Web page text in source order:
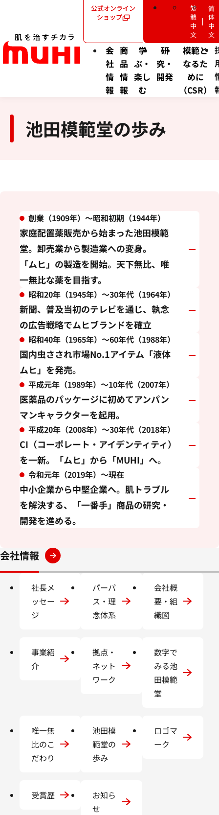
会
社
情
報
商
品
情
報
学
ぶ・
楽し
む
研
究・
開発
模範と
なるた
めに
（CSR）
公式オンライン
ショップ
繁
體
中
文
简
体
中
文
池田模範堂の歩み
創業（1909年）～昭和初期（1944年）
家庭配置薬販売から始まった池田模範
堂。卸売業から製造業への変身。
「ムヒ」の製造を開始。天下無比、唯
一無比な薬を目指す。
昭和20年（1945年）～30年代（1964年）
新聞、普及当初のテレビを通じ、執念
の広告戦略でムヒブランドを確立
昭和40年（1965年）～60年代（1988年）
国内虫さされ市場No.1アイテム「液体
ムヒ」を発売。
平成元年（1989年）～10年代（2007年）
医薬品のパッケージに初めてアンパン
マンキャラクターを起用。
平成20年（2008年）～30年代（2018年）
CI（コーポレート・アイデンティティ）
を一新。「ムヒ」から「MUHI」へ。
令和元年（2019年）～現在
中小企業から中堅企業へ。肌トラブル
を解決する、「一番手」商品の研究・
開発を進める。
会社情報
社長メ
ッセー
ジ
パーパ
ス・理
念体系
会社概
要・組
織図
事業紹
介
拠点・
ネット
ワーク
数字で
みる池
田模範
堂
唯一無
比のこ
だわり
池田模
範堂の
歩み
ロゴマ
ーク
受賞歴
お知ら
せ